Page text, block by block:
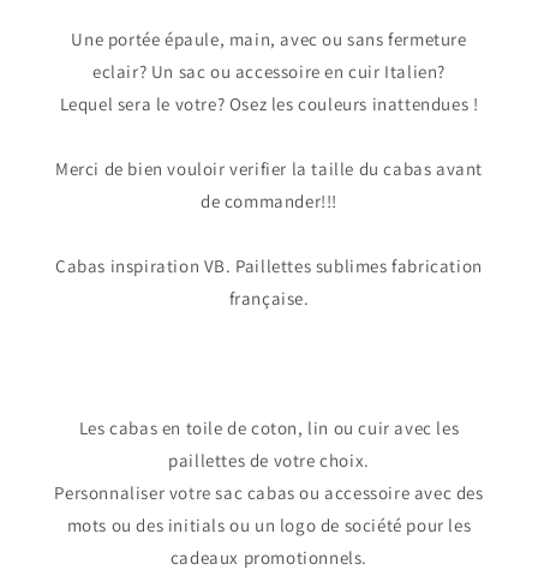
Une portée épaule, main, avec ou sans fermeture
eclair? Un sac ou accessoire en cuir Italien?
Lequel sera le votre? Osez les couleurs inattendues !
Merci de bien vouloir verifier la taille du cabas avant
de commander!!!
Cabas inspiration VB. Paillettes sublimes fabrication
française.
Les cabas en toile de coton, lin ou cuir avec les
paillettes de votre choix.
Personnaliser votre sac cabas ou accessoire avec des
mots ou des initials ou un logo de société pour les
cadeaux promotionnels.